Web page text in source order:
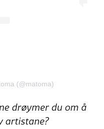
(@matoma)
drøymer du om å
artistane?